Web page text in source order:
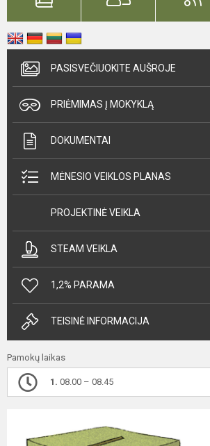
PASISVEČIUOKITE AUŠROJE
PRIĖMIMAS Į MOKYKLĄ
DOKUMENTAI
MĖNESIO VEIKLOS PLANAS
PROJEKTINĖ VEIKLA
STEAM VEIKLA
1,2% PARAMA
TEISINĖ INFORMACIJA
Pamokų laikas
1. 08.00 – 08.45